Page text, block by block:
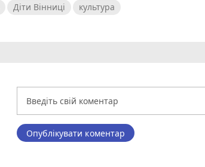
Діти Вінниці культура
Опублікувати коментар